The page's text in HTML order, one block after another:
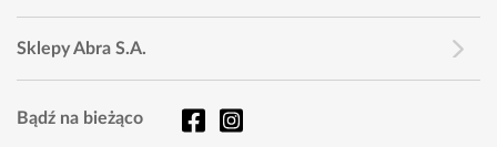
Sklepy Abra S.A.
Bądź na bieżąco